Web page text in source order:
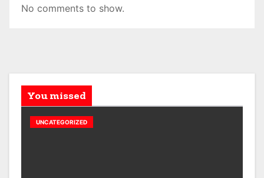
No comments to show.
You missed
UNCATEGORIZED